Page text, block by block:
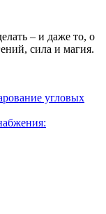
– и даже то, о
сила и магия.
угловых